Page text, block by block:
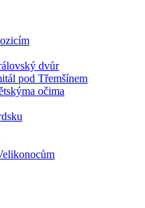
dvůr
pod Třemšínem
očima